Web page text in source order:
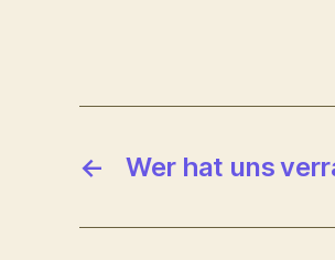
← Wer hat uns